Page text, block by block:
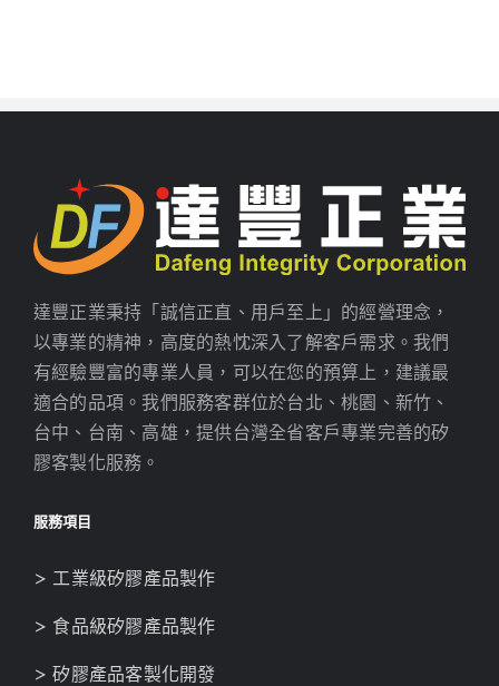
達豐正業秉持「誠信正直、用戶至上」的經營理念，
以專業的精神，高度的熱忱深入了解客戶需求。我們
有經驗豐富的專業人員，可以在您的預算上，建議最
適合的品項。我們服務客群位於台北、桃園、新竹、
台中、台南、高雄，提供台灣全省客戶專業完善的矽
膠客製化服務。
服務項目
> 工業級矽膠產品製作
> 食品級矽膠產品製作
> 矽膠產品客製化開發